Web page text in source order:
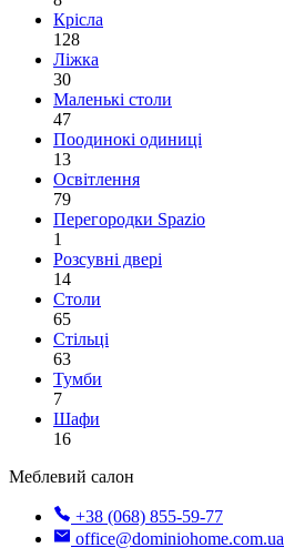
Крісла
128
Ліжка
30
Маленькі столи
47
Поодинокі одиниці
13
Освітлення
79
Перегородки Spazio
1
Розсувні двері
14
Столи
65
Стільці
63
Тумби
7
Шафи
16
Меблевий салон
+38 (068) 855-59-77
office@dominiohome.com.ua